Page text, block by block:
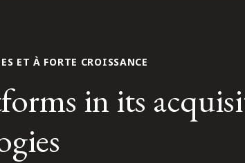
ET À FORTE CROISSANCE
in its